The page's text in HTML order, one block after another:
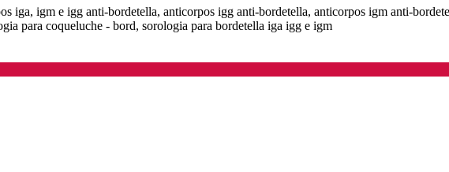
iga, igm e igg anti-bordetella, anticorpos igg anti-bordetella, anticorpos igm anti-
para coqueluche - bord, sorologia para bordetella iga igg e igm